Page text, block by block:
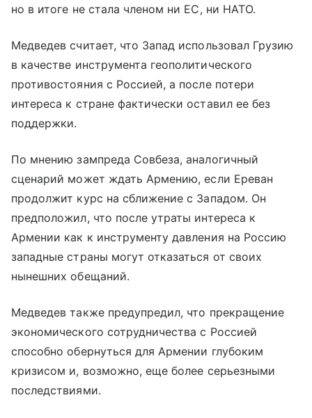
но в итоге не стала членом ни ЕС, ни НАТО.
Медведев считает, что Запад использовал Грузию
в качестве инструмента геополитического
противостояния с Россией, а после потери
интереса к стране фактически оставил ее без
поддержки.
По мнению зампреда Совбеза, аналогичный
сценарий может ждать Армению, если Ереван
продолжит курс на сближение с Западом. Он
предположил, что после утраты интереса к
Армении как к инструменту давления на Россию
западные страны могут отказаться от своих
нынешних обещаний.
Медведев также предупредил, что прекращение
экономического сотрудничества с Россией
способно обернуться для Армении глубоким
кризисом и, возможно, еще более серьезными
последствиями.